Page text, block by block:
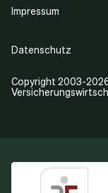
Copyright 2003-
Impressum
Datenschutz